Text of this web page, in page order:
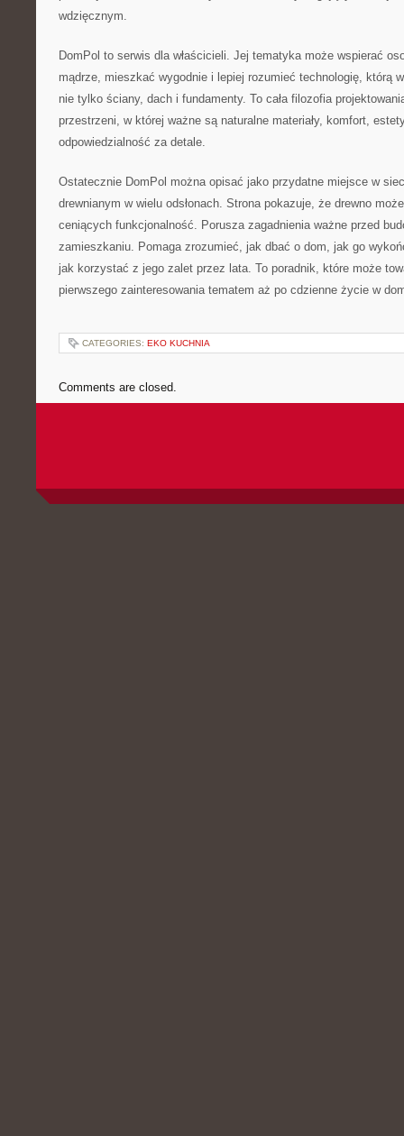
wdzięcznym.
DomPol to serwis dla właścicieli. Jej tematyka może wspierać
mądrze, mieszkać wygodnie i lepiej rozumieć technologię, którą
nie tylko ściany, dach i fundamenty. To cała filozofia
przestrzeni, w której ważne są naturalne materiały, komfort,
odpowiedzialność za detale.
Ostatecznie DomPol można opisać jako przydatne miejsce w
drewnianym w wielu odsłonach. Strona pokazuje, że drewno
ceniących funkcjonalność. Porusza zagadnienia ważne przed
zamieszkaniu. Pomaga zrozumieć, jak dbać o dom, jak go
jak korzystać z jego zalet przez lata. To poradnik, które może
pierwszego zainteresowania tematem aż po cdzienne życie w
CATEGORIES: EKO KUCHNIA
Comments are closed.